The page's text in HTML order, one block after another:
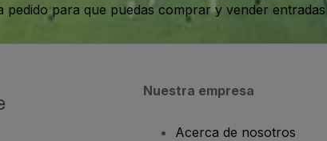
pedido para que puedas comprar y vender
Nuestra empresa
Acerca de nosotros